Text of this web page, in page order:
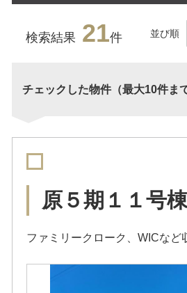
検索結果 21件 並び順
チェックした物件（最大10件ま
原５期１１号棟
ファミリークローク、WICなど